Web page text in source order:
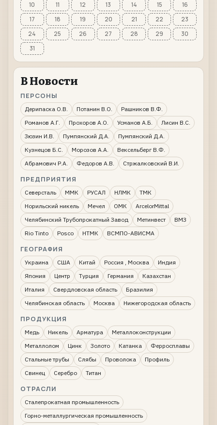
10
11 12 13 14 15
16
17
18 19 20 21 22
23
24
25 26 27 28 29
30
31
В Новости
ПЕРСОНЫ
Дерипаска О.В. Потанин В.О.
Рашников В.Ф.
Романов А.Г.
Прохоров А.О. Усманов А.Б.
Лисин В.С.
Зюзин И.В.
Пумпянский Д.А.
Пумпянский Д.А.
Кузнецов Б.С.
Морозов А.А.
Вексельберг В.Ф.
Абрамович Р.А.
Федоров А.В. Стржалковский В.И.
ПРЕДПРИЯТИЯ
Северсталь ММК РУСАЛ НЛМК
ТМК
Норильский никель
Мечел ОМК
ArcelorMittal
Челябинский Трубопрокатный Завод
Метинвест
ВМЗ
Rio Tinto
Posco НТМК ВСМПО-АВИСМА
ГЕОГРАФИЯ
Украина США Китай Россия , Москва
Индия
Япония
Центр Турция Германия
Казахстан
Италия
Свердловская область
Бразилия
Челябинская область
Москва Нижегородская область
ПРОДУКЦИЯ
Медь Никель Арматура
Металлоконструкции
Металлолом
Цинк Золото Катанка
Ферросплавы
Стальные трубы
Слябы Проволока
Профиль
Свинец
Серебро Титан
ОТРАСЛИ
Сталепрокатная промышленность
Горно-металлургическая промышленность